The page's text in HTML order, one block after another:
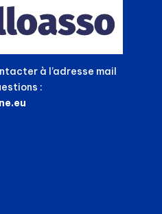
à l’adresse mail
: